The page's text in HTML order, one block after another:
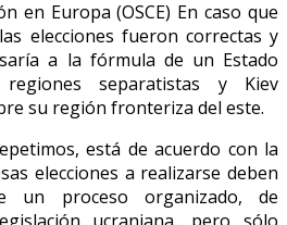
en Europa (OSCE) En caso que
elecciones fueron correctas y
a la fórmula de un Estado
separatistas y Kiev
su región fronteriza del este.
está de acuerdo con la
elecciones a realizarse deben
proceso organizado, de